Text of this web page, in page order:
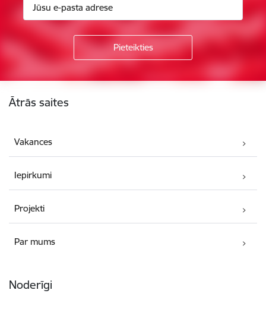
Ātrās saites
Vakances
Iepirkumi
Projekti
Par mums
Noderīgi